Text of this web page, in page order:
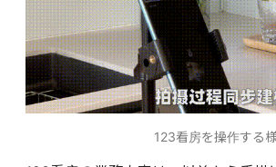
123看房を操作する